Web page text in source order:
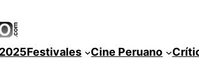
Festivales Cine Peruano